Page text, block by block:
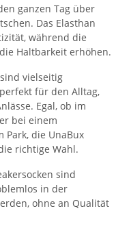
ganzen Tag über
Das Elasthan
während die
Haltbarkeit erhöhen.
vielseitig
für den Alltag,
Egal, ob im
bei einem
Park, die UnaBux
richtige Wahl.
sind
in der
ohne an Qualität